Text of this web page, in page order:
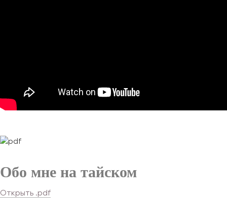
Обо мне на тайском
Открыть .pdf